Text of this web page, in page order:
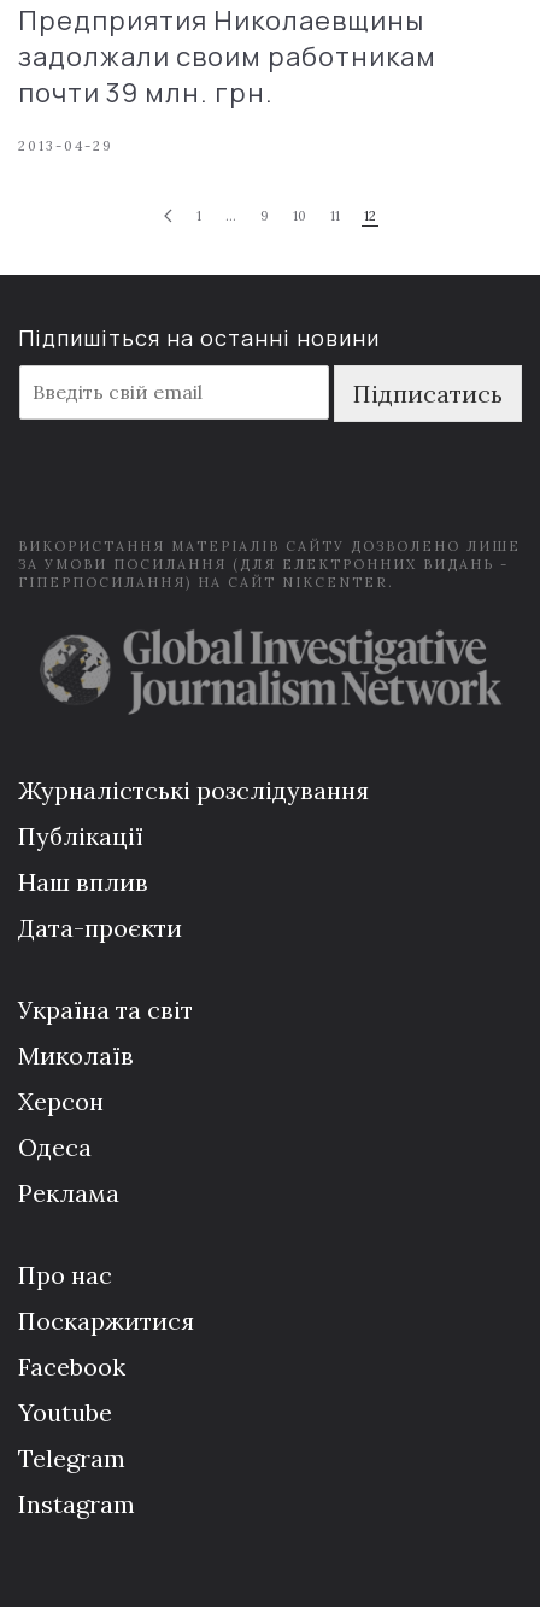
Предприятия Николаевщины
задолжали своим работникам
почти 39 млн. грн.
2013-04-29
1 … 9 10 11 12
Підпишіться на останні новини
m
a
Підписатись
ВИКОРИСТАННЯ МАТЕРІАЛІВ САЙТУ ДОЗВОЛЕНО ЛИШЕ
ЗА УМОВИ ПОСИЛАННЯ (ДЛЯ ЕЛЕКТРОННИХ ВИДАНЬ -
ГІПЕРПОСИЛАННЯ) НА САЙТ NIKCENTER.
Журналістські розслідування
Публікації
Наш вплив
Дата-проєкти
Україна та світ
Миколаїв
Херсон
Одеса
Реклама
Про нас
Поскаржитися
Facebook
Youtube
Telegram
Instagram